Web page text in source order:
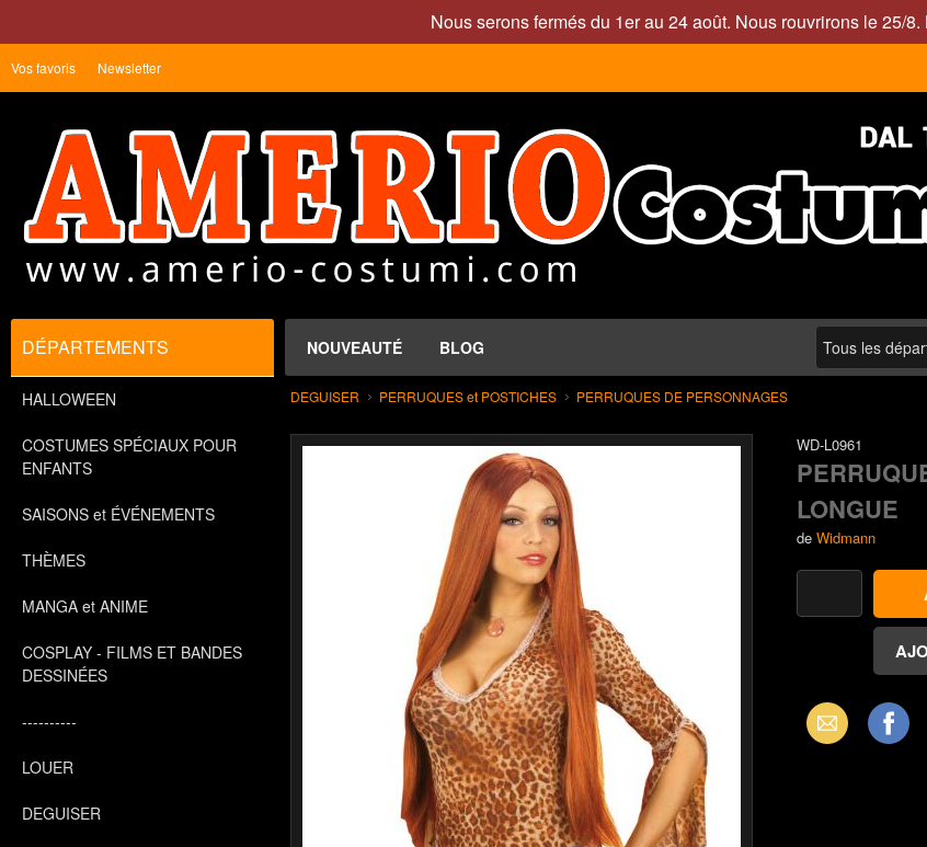
Nous serons fermés du 1er au 24 août. Nous rouvrirons le 25/8.
Vos favoris Newsletter
NOUVEAUTÉ BLOG
DÉPARTEMENTS
HALLOWEEN
COSTUMES SPÉCIAUX POUR
ENFANTS
SAISONS et ÉVÉNEMENTS
THÈMES
MANGA et ANIME
COSPLAY - FILMS ET BANDES
DESSINÉES
----------
LOUER
DEGUISER
DEGUISER PERRUQUES et POSTICHES PERRUQUES DE PERSONNAGES
WD-L0961
LONGUE
de Widmann
Email Facebook